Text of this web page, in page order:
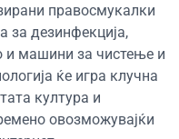
правосмукалки
за дезинфекција,
и машини за чистење и
ќе игра клучна
култура и
овозможувајќи